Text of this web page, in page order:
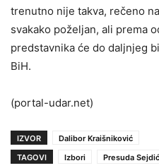
trenutno nije takva, rečeno
svakako poželjan, ali prema
predstavnika će do daljnjeg
BiH.
(portal-udar.net)
IZVOR
Dalibor Kraišniković
TAGOVI
Izbori
Presuda